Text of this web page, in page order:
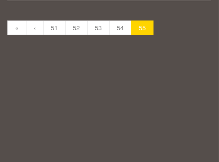
« ‹ 51 52 53 54 55